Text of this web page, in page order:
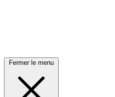
Fermer le menu